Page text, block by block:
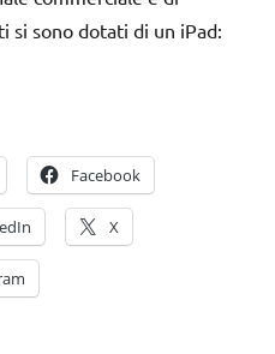
si sono dotati di un iPad:
Facebook
X